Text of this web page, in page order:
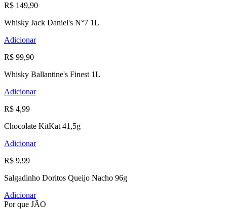
R$ 149,90
Whisky Jack Daniel's N°7 1L
Adicionar
R$ 99,90
Whisky Ballantine's Finest 1L
Adicionar
R$ 4,99
Chocolate KitKat 41,5g
Adicionar
R$ 9,99
Salgadinho Doritos Queijo Nacho 96g
Adicionar
Por que JÃO